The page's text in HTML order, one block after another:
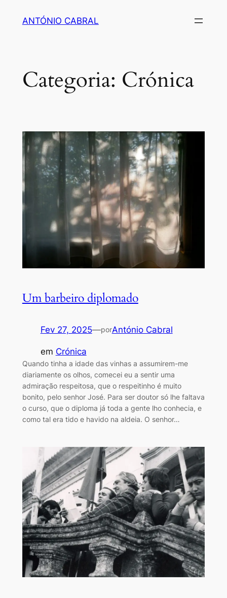
ANTÓNIO CABRAL
Categoria: Crónica
Um barbeiro diplomado
Fev 27, 2025—porAntónio Cabral
em Crónica
Quando tinha a idade das vinhas a assumirem-me
diariamente os olhos, comecei eu a sentir uma
admiração respeitosa, que o respeitinho é muito
bonito, pelo senhor José. Para ser doutor só lhe faltava
o curso, que o diploma já toda a gente lho conhecia, e
como tal era tido e havido na aldeia. O senhor…